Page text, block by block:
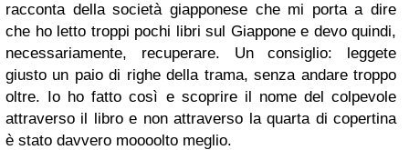
racconta della società giapponese che mi porta a dire
che ho letto troppi pochi libri sul Giappone e devo quindi,
necessariamente, recuperare. Un consiglio: leggete
giusto un paio di righe della trama, senza andare troppo
oltre. Io ho fatto così e scoprire il nome del colpevole
attraverso il libro e non attraverso la quarta di copertina
è stato davvero moooolto meglio.